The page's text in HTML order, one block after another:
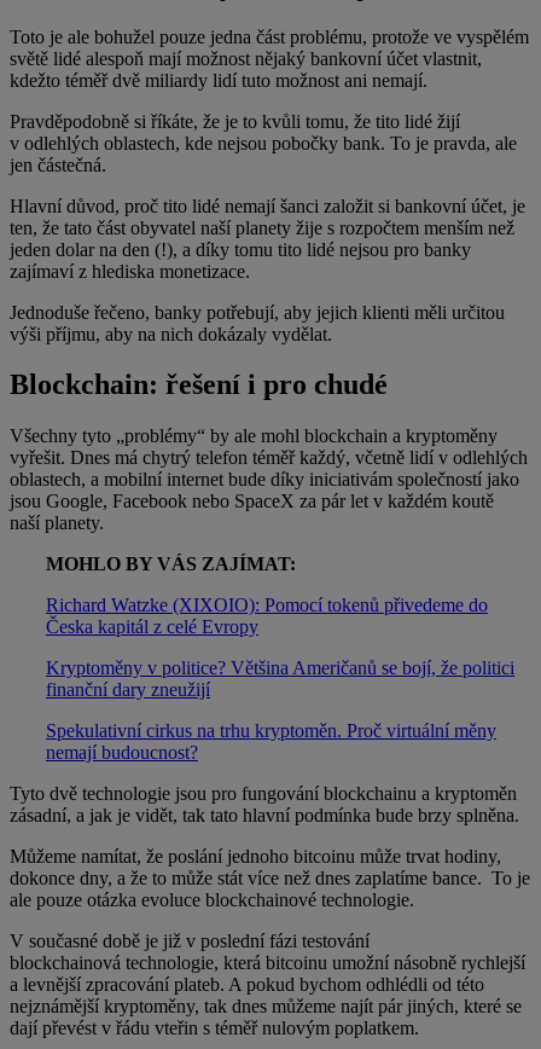
Toto je ale bohužel pouze jedna část problému, protože ve vyspělém
světě lidé alespoň mají možnost nějaký bankovní účet vlastnit,
kdežto téměř dvě miliardy lidí tuto možnost ani nemají.
Pravděpodobně si říkáte, že je to kvůli tomu, že tito lidé žijí
v odlehlých oblastech, kde nejsou pobočky bank. To je pravda, ale
jen částečná.
Hlavní důvod, proč tito lidé nemají šanci založit si bankovní účet, je
ten, že tato část obyvatel naší planety žije s rozpočtem menším než
jeden dolar na den (!), a díky tomu tito lidé nejsou pro banky
zajímaví z hlediska monetizace.
Jednoduše řečeno, banky potřebují, aby jejich klienti měli určitou
výši příjmu, aby na nich dokázaly vydělat.
Blockchain: řešení i pro chudé
Všechny tyto „problémy“ by ale mohl blockchain a kryptoměny
vyřešit. Dnes má chytrý telefon téměř každý, včetně lidí v odlehlých
oblastech, a mobilní internet bude díky iniciativám společností jako
jsou Google, Facebook nebo SpaceX za pár let v každém koutě
naší planety.
MOHLO BY VÁS ZAJÍMAT:
Richard Watzke (XIXOIO): Pomocí tokenů přivedeme do
Česka kapitál z celé Evropy
Kryptoměny v politice? Většina Američanů se bojí, že politici
finanční dary zneužijí
Spekulativní cirkus na trhu kryptoměn. Proč virtuální měny
nemají budoucnost?
Tyto dvě technologie jsou pro fungování blockchainu a kryptoměn
zásadní, a jak je vidět, tak tato hlavní podmínka bude brzy splněna.
Můžeme namítat, že poslání jednoho bitcoinu může trvat hodiny,
dokonce dny, a že to může stát více než dnes zaplatíme bance. To je
ale pouze otázka evoluce blockchainové technologie.
V současné době je již v poslední fázi testování
blockchainová technologie, která bitcoinu umožní násobně rychlejší
a levnější zpracování plateb. A pokud bychom odhlédli od této
nejznámější kryptoměny, tak dnes můžeme najít pár jiných, které se
dají převést v řádu vteřin s téměř nulovým poplatkem.